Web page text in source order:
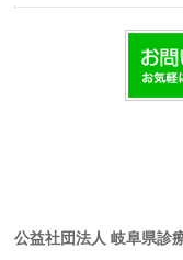
公益社団法人 岐阜県診